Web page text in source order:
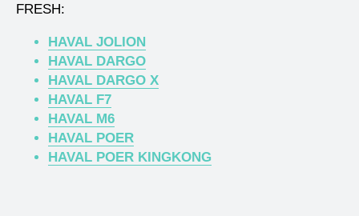
FRESH:
HAVAL JOLION
HAVAL DARGO
HAVAL DARGO X
HAVAL F7
HAVAL M6
HAVAL POER
HAVAL POER KINGKONG